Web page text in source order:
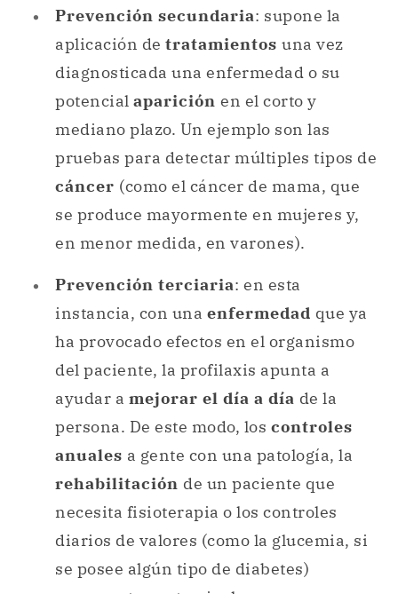
Prevención secundaria: supone la
aplicación de tratamientos una vez
diagnosticada una enfermedad o su
potencial aparición en el corto y
mediano plazo. Un ejemplo son las
pruebas para detectar múltiples tipos de
cáncer (como el cáncer de mama, que
se produce mayormente en mujeres y,
en menor medida, en varones).
Prevención terciaria: en esta
instancia, con una enfermedad que ya
ha provocado efectos en el organismo
del paciente, la profilaxis apunta a
ayudar a mejorar el día a día de la
persona. De este modo, los controles
anuales a gente con una patología, la
rehabilitación de un paciente que
necesita fisioterapia o los controles
diarios de valores (como la glucemia, si
se posee algún tipo de diabetes)